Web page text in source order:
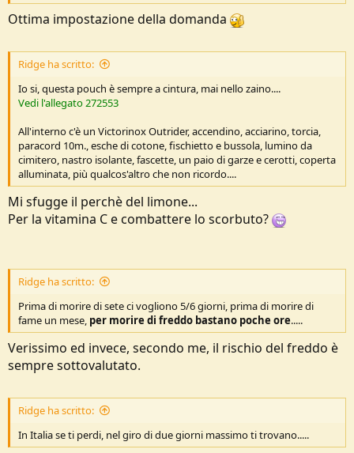
Ottima impostazione della domanda
Ridge ha scritto:
Io si, questa pouch è sempre a cintura, mai nello zaino....
Vedi l'allegato 272553
All'interno c'è un Victorinox Outrider, accendino, acciarino, torcia,
paracord 10m., esche di cotone, fischietto e bussola, lumino da
cimitero, nastro isolante, fascette, un paio di garze e cerotti, coperta
alluminata, più qualcos'altro che non ricordo....
Mi sfugge il perchè del limone...
Per la vitamina C e combattere lo scorbuto?
Ridge ha scritto:
Prima di morire di sete ci vogliono 5/6 giorni, prima di morire di
fame un mese, per morire di freddo bastano poche ore.....
Verissimo ed invece, secondo me, il rischio del freddo è
sempre sottovalutato.
Ridge ha scritto:
In Italia se ti perdi, nel giro di due giorni massimo ti trovano.....